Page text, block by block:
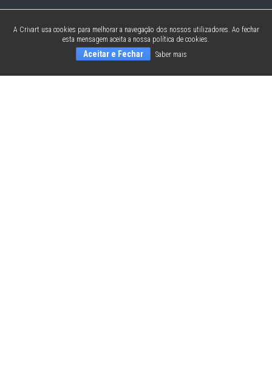
A Crivart usa cookies para melhorar a navegação dos nossos utilizadores. Ao fechar
esta mensagem aceita a nossa política de cookies.
Aceitar e Fechar Saber mais